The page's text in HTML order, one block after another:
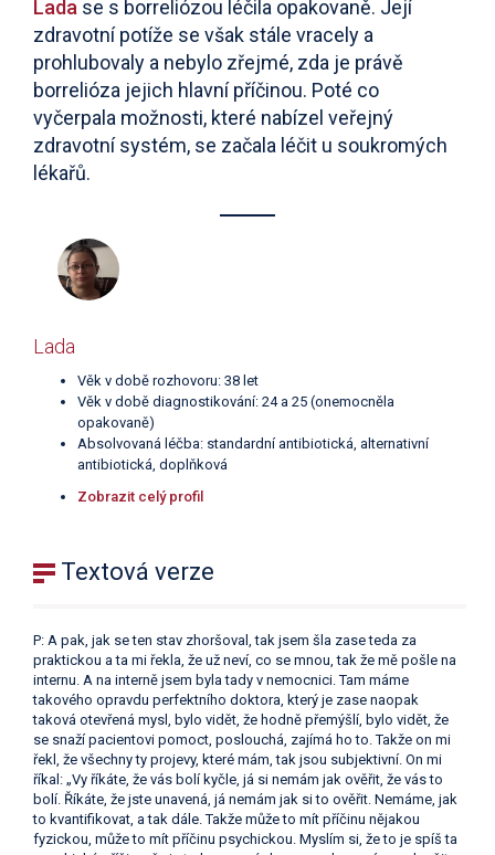
Lada se s borreliózou léčila opakovaně. Její
zdravotní potíže se však stále vracely a
prohlubovaly a nebylo zřejmé, zda je právě
borrelióza jejich hlavní příčinou. Poté co
vyčerpala možnosti, které nabízel veřejný
zdravotní systém, se začala léčit u soukromých
lékařů.
Lada
Věk v době rozhovoru: 38 let
Věk v době diagnostikování: 24 a 25 (onemocněla
opakovaně)
Absolvovaná léčba: standardní antibiotická, alternativní
antibiotická, doplňková
Zobrazit celý profil
Textová verze
P: A pak, jak se ten stav zhoršoval, tak jsem šla zase teda za
praktickou a ta mi řekla, že už neví, co se mnou, tak že mě pošle na
internu. A na interně jsem byla tady v nemocnici. Tam máme
takového opravdu perfektního doktora, který je zase naopak
taková otevřená mysl, bylo vidět, že hodně přemýšlí, bylo vidět, že
se snaží pacientovi pomoct, poslouchá, zajímá ho to. Takže on mi
řekl, že všechny ty projevy, které mám, tak jsou subjektivní. On mi
říkal: „Vy říkáte, že vás bolí kyčle, já si nemám jak ověřit, že vás to
bolí. Říkáte, že jste unavená, já nemám jak si to ověřit. Nemáme, jak
to kvantifikovat, a tak dále. Takže může to mít příčinu nějakou
fyzickou, může to mít příčinu psychickou. Myslím si, že to je spíš ta